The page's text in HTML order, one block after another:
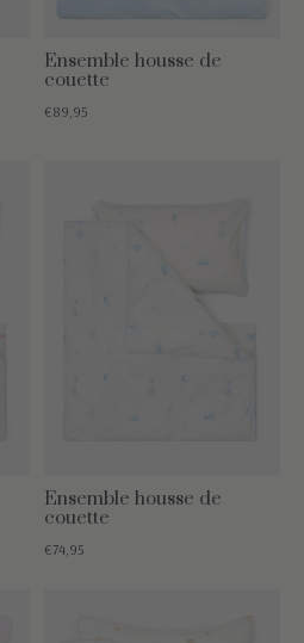
Ensemble housse de
couette
€89,95
Ensemble housse de
couette
€74,95